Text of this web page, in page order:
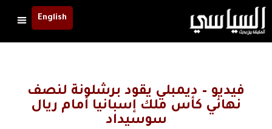
English
فيديو – ديمبلي يقود برشلونة لنصف
نهائي كأس ملك إسبانيا أمام ريال
سوسيداد